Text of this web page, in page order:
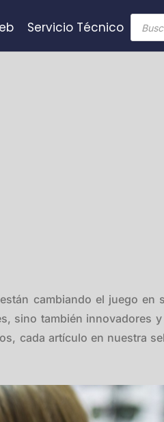
Servicio Técnico de
cambiando el juego en
sino también innovadores
cada artículo en nuestra